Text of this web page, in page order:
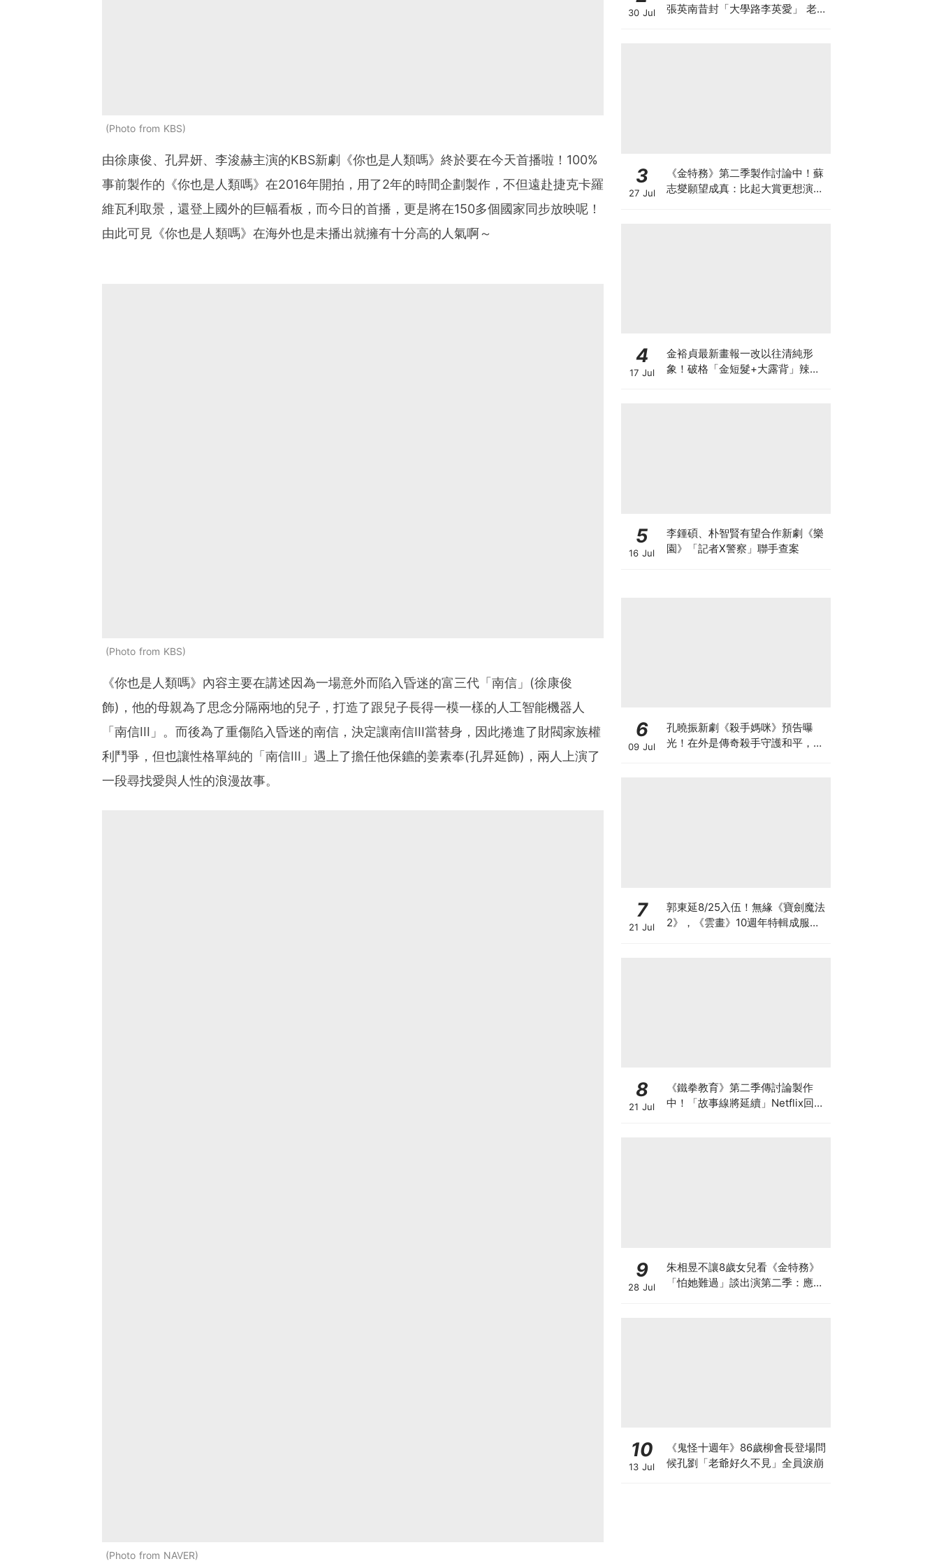
Photo from KBS
由徐康俊、孔昇妍、李浚赫主演的KBS新劇《你也是人類嗎》終於要在今天首播啦！100%
事前製作的《你也是人類嗎》在2016年開拍，用了2年的時間企劃製作，不但遠赴捷克卡羅
維瓦利取景，還登上國外的巨幅看板，而今日的首播，更是將在150多個國家同步放映呢！
由此可見《你也是人類嗎》在海外也是未播出就擁有十分高的人氣啊～
Photo from KBS
《你也是人類嗎》內容主要在講述因為一場意外而陷入昏迷的富三代「南信」(徐康俊
飾)，他的母親為了思念分隔兩地的兒子，打造了跟兒子長得一模一樣的人工智能機器人
「南信III」。而後為了重傷陷入昏迷的南信，決定讓南信III當替身，因此捲進了財閥家族權
利鬥爭，但也讓性格單純的「南信III」遇上了擔任他保鑣的姜素奉(孔昇延飾)，兩人上演了
一段尋找愛與人性的浪漫故事。
Photo from NAVER
30 Jul
張英南昔封「大學路李英愛」 老公
3
27 Jul
《金特務》第二季製作討論中！蘇
志燮願望成真：比起大賞更想演續
4
17 Jul
金裕貞最新畫報一改以往清純形
象！破格「金短髮+大露背」辣翻
5
16 Jul
李鍾碩、朴智賢有望合作新劇《樂
園》「記者X警察」聯手查案
6
09 Jul
孔曉振新劇《殺手媽咪》預告曝
光！在外是傳奇殺手守護和平，回
7
21 Jul
郭東延8/25入伍！無緣《寶劍魔法
2》，《雲畫》10週年特輯成服役
8
21 Jul
《鐵拳教育》第二季傳討論製作
中！「故事線將延續」Netflix回應
9
28 Jul
朱相昱不讓8歲女兒看《金特務》
「怕她難過」談出演第二季：應該
10
13 Jul
《鬼怪十週年》86歲柳會長登場問
候孔劉「老爺好久不見」全員淚崩